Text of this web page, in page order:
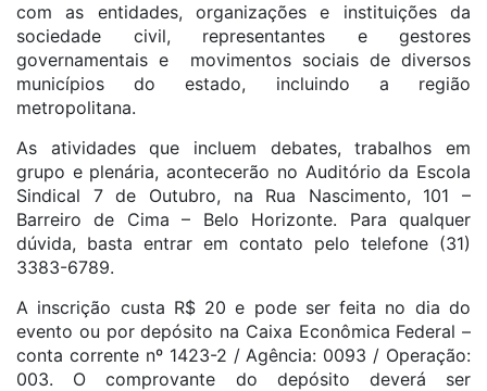
com as entidades, organizações e instituições da
sociedade civil, representantes e gestores
governamentais e movimentos sociais de diversos
municípios do estado, incluindo a região
metropolitana.
As atividades que incluem debates, trabalhos em
grupo e plenária, acontecerão no Auditório da Escola
Sindical 7 de Outubro, na Rua Nascimento, 101 –
Barreiro de Cima – Belo Horizonte. Para qualquer
dúvida, basta entrar em contato pelo telefone (31)
3383-6789.
A inscrição custa R$ 20 e pode ser feita no dia do
evento ou por depósito na Caixa Econômica Federal –
conta corrente nº 1423-2 / Agência: 0093 / Operação:
003. O comprovante do depósito deverá ser